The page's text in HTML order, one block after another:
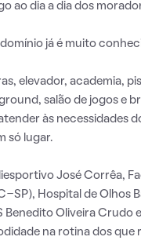
ao dia a dia dos
já é muito
elevador, academia,
salão de jogos e
às necessidades
só lugar.
José Corrêa,
SP), Hospital de Olhos
Benedito Oliveira Crudo
na rotina dos que